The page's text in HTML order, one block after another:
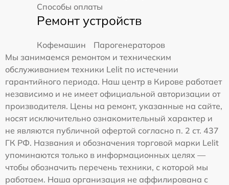
Способы оплаты
Ремонт устройств
Кофемашин
Парогенераторов
Мы занимаемся ремонтом и техническим
обслуживанием техники Lelit по истечении
гарантийного периода. Наш центр в Кирове работает
независимо и не имеет официальной авторизации от
производителя. Цены на ремонт, указанные на сайте,
носят исключительно ознакомительный характер и
не являются публичной офертой согласно п. 2 ст. 437
ГК РФ. Названия и обозначения торговой марки Lelit
упоминаются только в информационных целях —
чтобы обозначить перечень техники, с которой мы
работаем. Наша организация не аффилирована с